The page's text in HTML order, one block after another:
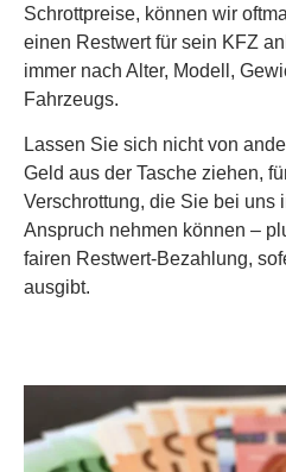
Schrottpreise, können wir
einen Restwert für sein KFZ
immer nach Alter, Modell,
Fahrzeugs.
Lassen Sie sich nicht von
Geld aus der Tasche ziehen,
Verschrottung, die Sie bei uns
Anspruch nehmen können –
fairen Restwert-Bezahlung,
ausgibt.